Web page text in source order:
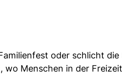
oder schlicht
Menschen in der